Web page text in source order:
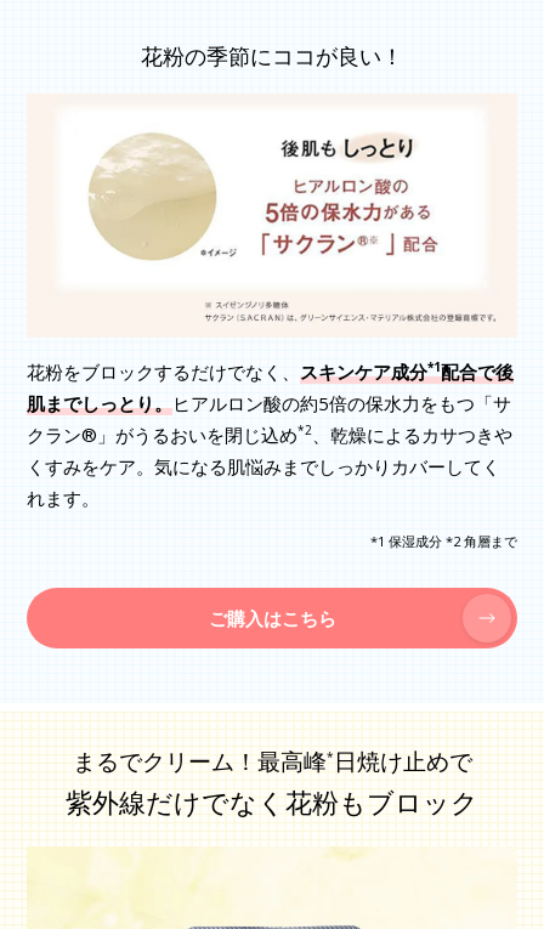
花粉の季節にココが良い！
花粉をブロックするだけでなく、スキンケア成分*1配合で後
肌までしっとり。ヒアルロン酸の約5倍の保水力をもつ「サ
クラン®」がうるおいを閉じ込め*2、乾燥によるカサつきや
くすみをケア。気になる肌悩みまでしっかりカバーしてく
れます。
*1 保湿成分 *2 角層まで
ご購入はこちら
まるでクリーム！最高峰*日焼け止めで
紫外線だけでなく花粉もブロック